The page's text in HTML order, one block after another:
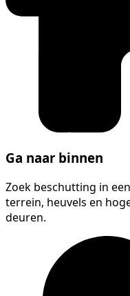
Ga naar binnen
Zoek beschutting in
terrein, heuvels en
deuren.